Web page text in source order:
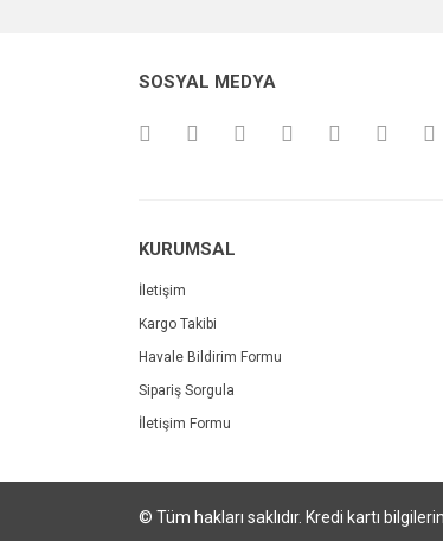
Fitoks Yeşil Çay ve Guarana Ekstresi
SOSYAL MEDYA
KURUMSAL
İletişim
Kargo Takibi
Havale Bildirim Formu
Sipariş Sorgula
İletişim Formu
© Tüm hakları saklıdır. Kredi kartı